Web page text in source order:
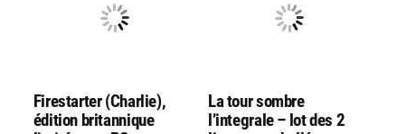
Firestarter (Charlie),
édition britannique
La tour sombre
l’integrale – lot des 2